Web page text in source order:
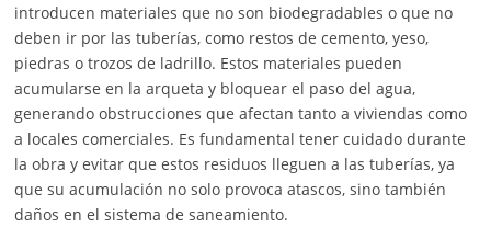
introducen materiales que no son biodegradables o que no
deben ir por las tuberías, como restos de cemento, yeso,
piedras o trozos de ladrillo. Estos materiales pueden
acumularse en la arqueta y bloquear el paso del agua,
generando obstrucciones que afectan tanto a viviendas como
a locales comerciales. Es fundamental tener cuidado durante
la obra y evitar que estos residuos lleguen a las tuberías, ya
que su acumulación no solo provoca atascos, sino también
daños en el sistema de saneamiento.